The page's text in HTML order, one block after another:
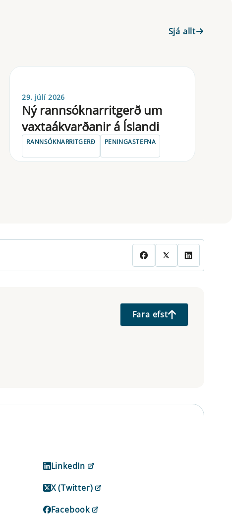
Sjá allt
29. júlí 2026
Ný rannsóknarritgerð um
vaxtaákvarðanir á Íslandi
RANNSÓKNARRITGERÐ PENINGASTEFNA
Fara efst
LinkedIn
X (Twitter)
Facebook